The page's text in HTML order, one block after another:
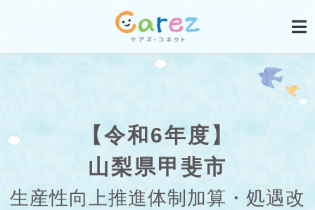
【令和6年度】
山梨県甲斐市
生産性向上推進体制加算・処遇改